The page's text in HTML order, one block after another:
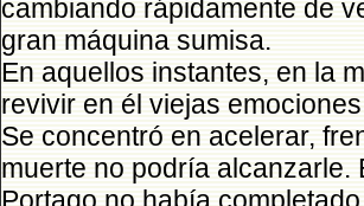
cambiando rápidamente de
gran máquina sumisa.
En aquellos instantes, en la
revivir en él viejas
Se concentró en acelerar,
muerte no podría